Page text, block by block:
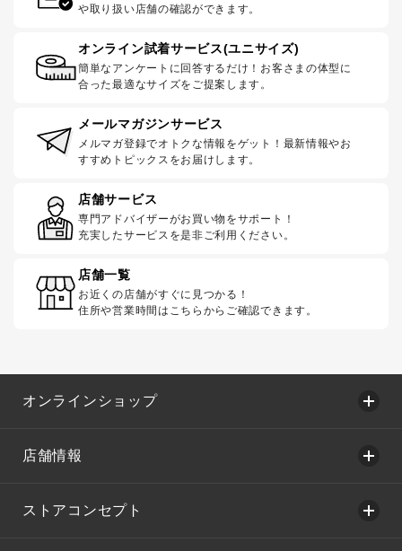
や取り扱い店舗の確認ができます。
オンライン試着サービス(ユニサイズ)
簡単なアンケートに回答するだけ！お客さまの体型に
合った最適なサイズをご提案します。
メールマガジンサービス
メルマガ登録でオトクな情報をゲット！最新情報やお
すすめトピックスをお届けします。
店舗サービス
専門アドバイザーがお買い物をサポート！
充実したサービスを是非ご利用ください。
店舗一覧
お近くの店舗がすぐに見つかる！
住所や営業時間はこちらからご確認できます。
オンラインショップ
店舗情報
ストアコンセプト